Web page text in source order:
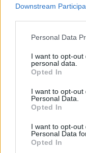
Downstream
Personal Data
I want to opt-
personal data.
Opted In
I want to opt-out
Personal Data.
Opted In
I want to opt-
Personal Data
Opted In
2026. augusztus
Nagyon kis
visszaesett
Romániában